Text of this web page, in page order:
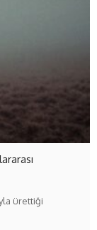
ürettiği